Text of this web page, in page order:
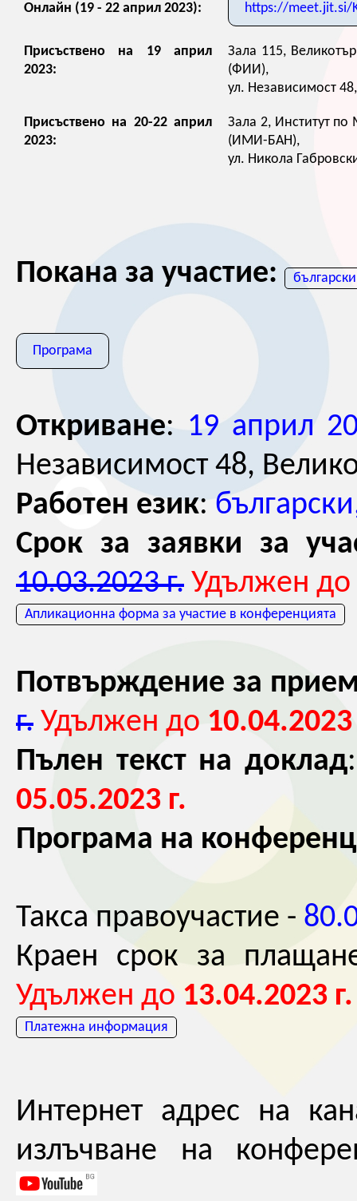
Онлайн (19 - 22 април 2023): https://meet.jit.si/
Присъствено на 19 април
2023:
Зала 115,
(ФИИ),
ул. Независимост
Присъствено на 20-22 април
2023:
Зала 2, Институт
(ИМИ-БАН),
ул. Никола
Покана за участие:
Програма
Откриване: 19 април
Независимост 48,
Работен език:
Срок за заявки за
10.03.2023 г. Удължен до
Апликационна форма за участие в конференцията
Потвърждение за
г. Удължен до 10.04.2023
Пълен текст на доклад
05.05.2023 г.
Програма на
Такса правоучастие -
Краен срок за
Удължен до 13.04.2023 г.
Платежна информация
Интернет адрес на
излъчване на